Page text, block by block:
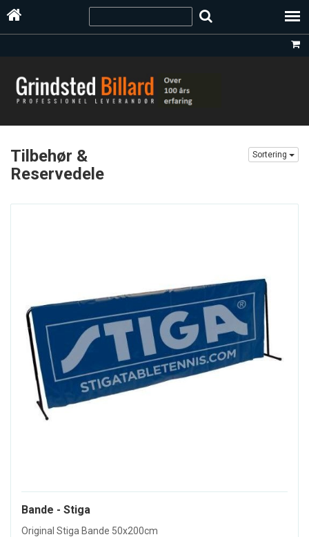
Tilbehør &
Reservedele
Sortering
Bande - Stiga
Original Stiga Bande 50x200cm